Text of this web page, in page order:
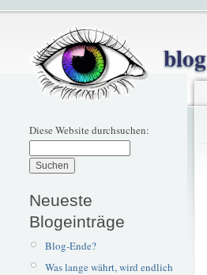
Diese Website durchsuchen:
Neueste
Blogeinträge
Blog-Ende?
Was lange währt, wird endlich